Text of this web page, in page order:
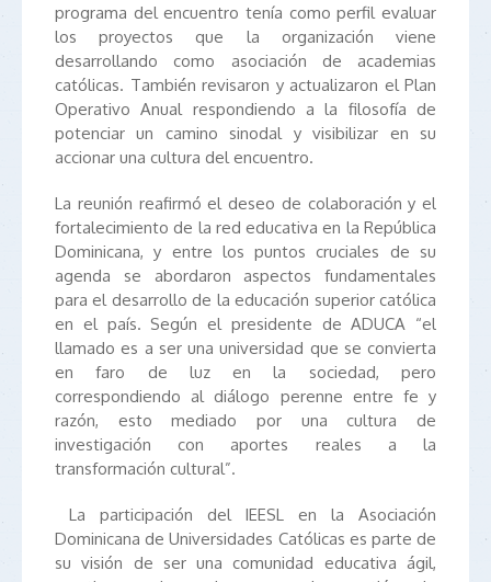
programa del encuentro tenía como perfil evaluar
los proyectos que la organización viene
desarrollando como asociación de academias
católicas. También revisaron y actualizaron el Plan
Operativo Anual respondiendo a la filosofía de
potenciar un camino sinodal y visibilizar en su
accionar una cultura del encuentro.
La reunión reafirmó el deseo de colaboración y el
fortalecimiento de la red educativa en la República
Dominicana, y entre los puntos cruciales de su
agenda se abordaron aspectos fundamentales
para el desarrollo de la educación superior católica
en el país. Según el presidente de ADUCA “el
llamado es a ser una universidad que se convierta
en faro de luz en la sociedad, pero
correspondiendo al diálogo perenne entre fe y
razón, esto mediado por una cultura de
investigación con aportes reales a la
transformación cultural”.
La participación del IEESL en la Asociación
Dominicana de Universidades Católicas es parte de
su visión de ser una comunidad educativa ágil,